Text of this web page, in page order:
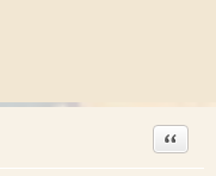
Citation